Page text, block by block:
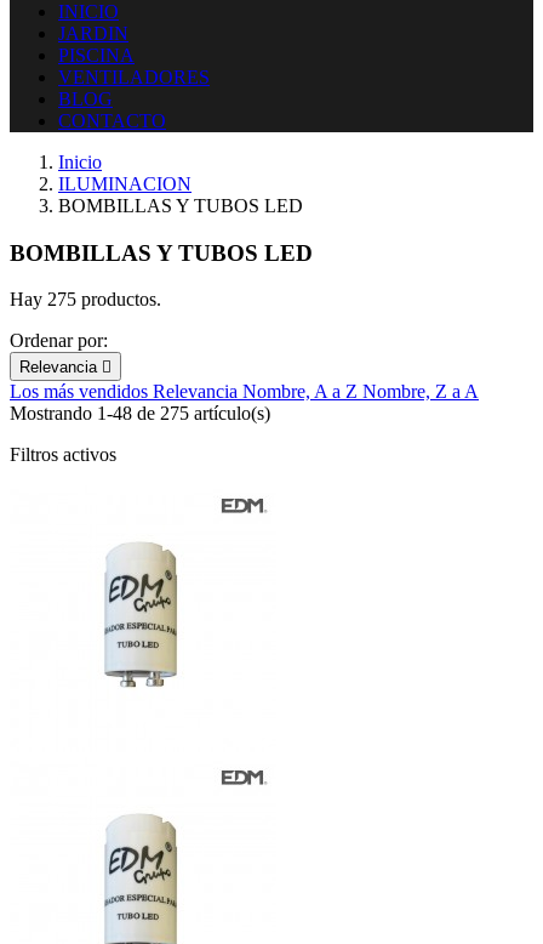
INICIO
JARDIN
PISCINA
VENTILADORES
BLOG
CONTACTO
Inicio
ILUMINACION
BOMBILLAS Y TUBOS LED
BOMBILLAS Y TUBOS LED
Hay 275 productos.
Ordenar por:
Relevancia 
Los más vendidos Relevancia Nombre, A a Z Nombre, Z a A
Mostrando 1-48 de 275 artículo(s)
Filtros activos